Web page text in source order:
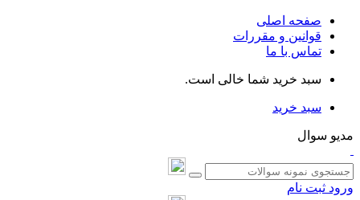
صفحه اصلی
قوانین و مقررات
تماس با ما
سبد خرید شما خالی است.
سبد خرید
مدیو سوال
ورود ثبت نام